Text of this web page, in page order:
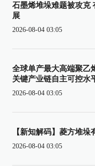
石墨烯堆垛难题被攻克
展
2026-08-04 03:05
全球单产最大高端聚乙
关键产业链自主可控水
2026-08-04 03:05
【新知解码】菱方堆垛
2026-08-04 03:05